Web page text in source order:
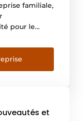
familiale,
pour le
la
BIA est
20 pays
et